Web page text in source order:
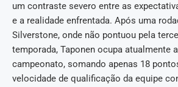
um contraste severo entre as
e a realidade enfrentada. Após uma
Silverstone, onde não pontuou pela
temporada, Taponen ocupa atualmente
campeonato, somando apenas 18
velocidade de qualificação da equipe